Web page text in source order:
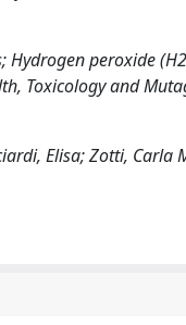
peroxide
Toxicology and
Elisa; Zotti, Carla